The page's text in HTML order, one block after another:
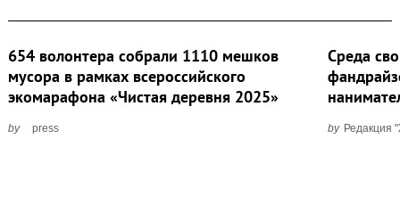
654 волонтера собрали 1110 мешков
мусора в рамках всероссийского
экомарафона «Чистая деревня 2025»
by press
Среда
by Редакция